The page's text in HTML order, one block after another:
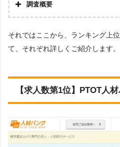
調査概要
株式会社アドバンスフロー
調査対象とした転職
調査対象とし
求人数ランキング上部または下
それではここから、ランキング上
て、それぞれ詳しくご紹介します。
【求人数第1位】PTOT人